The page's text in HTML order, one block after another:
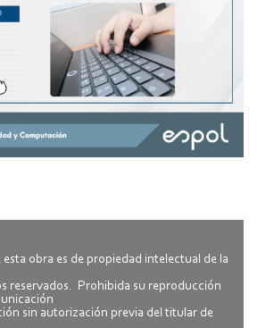
obra es de propiedad intelectual de la
reservados. Prohibida su reproducción
sin autorización previa del titular de